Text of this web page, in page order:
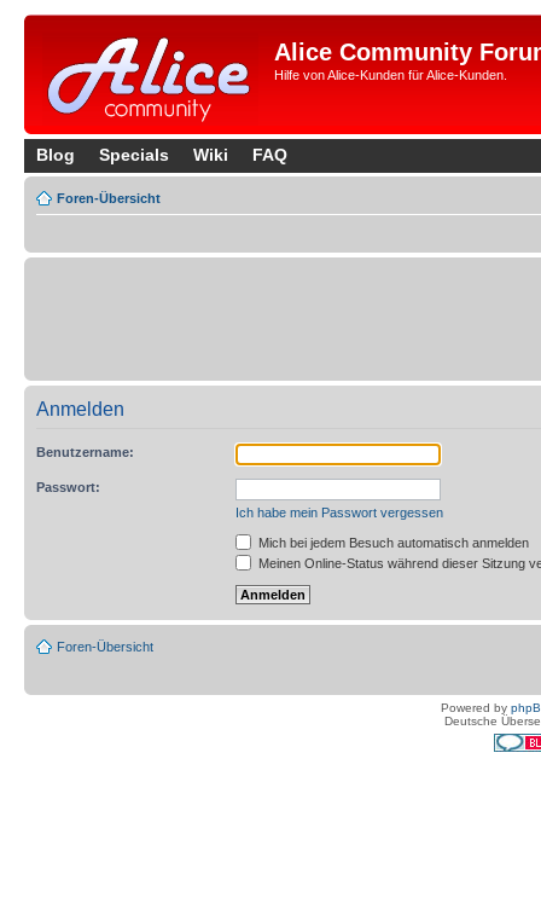
Alice Community
Hilfe von Alice-Kunden für Alice-Kunden.
Blog Specials Wiki FAQ
Foren-Übersicht
Anmelden
Benutzername:
Passwort:
Ich habe mein Passwort vergessen
Mich bei jedem Besuch automatisch anmelden
Meinen Online-Status während dieser Sitzung
Foren-Übersicht
Powered by
Deutsche